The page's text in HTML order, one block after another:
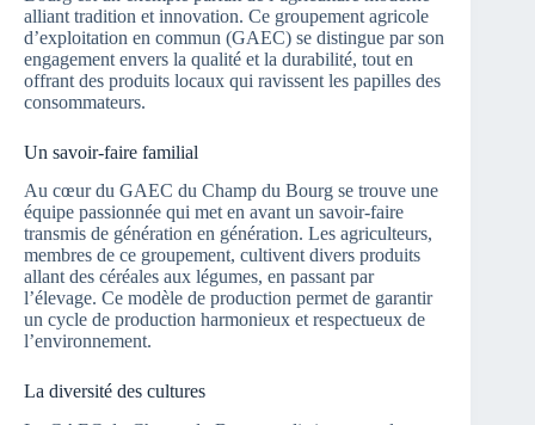
alliant tradition et innovation. Ce groupement agricole
d’exploitation en commun (GAEC) se distingue par son
engagement envers la qualité et la durabilité, tout en
offrant des produits locaux qui ravissent les papilles des
consommateurs.
Un savoir-faire familial
Au cœur du GAEC du Champ du Bourg se trouve une
équipe passionnée qui met en avant un savoir-faire
transmis de génération en génération. Les agriculteurs,
membres de ce groupement, cultivent divers produits
allant des céréales aux légumes, en passant par
l’élevage. Ce modèle de production permet de garantir
un cycle de production harmonieux et respectueux de
l’environnement.
La diversité des cultures